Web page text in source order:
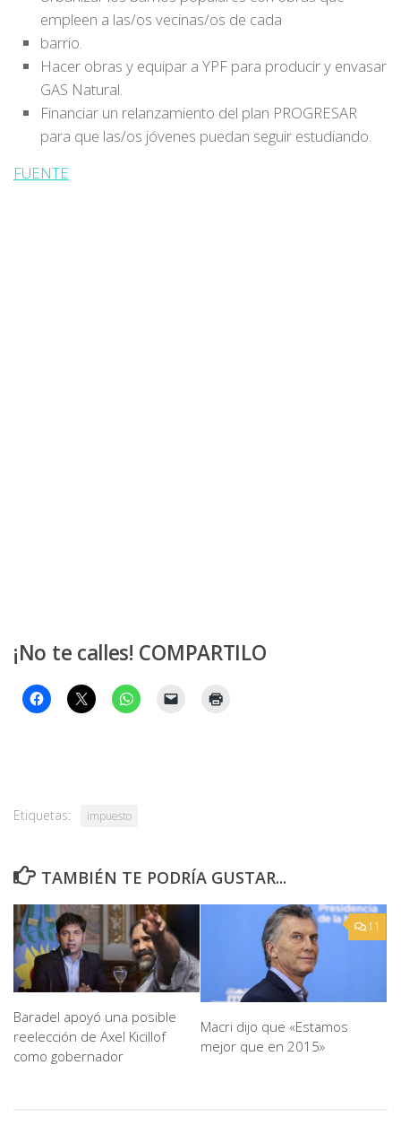
empleen a las/os vecinas/os de cada
barrio.
Hacer obras y equipar a YPF para producir y envasar
GAS Natural.
Financiar un relanzamiento del plan PROGRESAR
para que las/os jóvenes puedan seguir estudiando.
FUENTE
¡No te calles! COMPARTILO
Etiquetas: impuesto
TAMBIÉN TE PODRÍA GUSTAR...
Baradel apoyó una posible
reelección de Axel Kicillof
como gobernador
11
Macri dijo que «Estamos
mejor que en 2015»